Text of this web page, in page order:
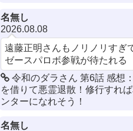
名無し
2026.08.08
遠藤正明さんもノリノリすぎ
ゼースパロボ参戦が待たれる
令和のダラさん 第6話 感想
を借りて悪霊退散！修行すれ
ンターになれそう！
名無し